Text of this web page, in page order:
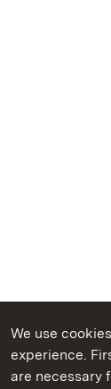
We use
experience.
are necessary